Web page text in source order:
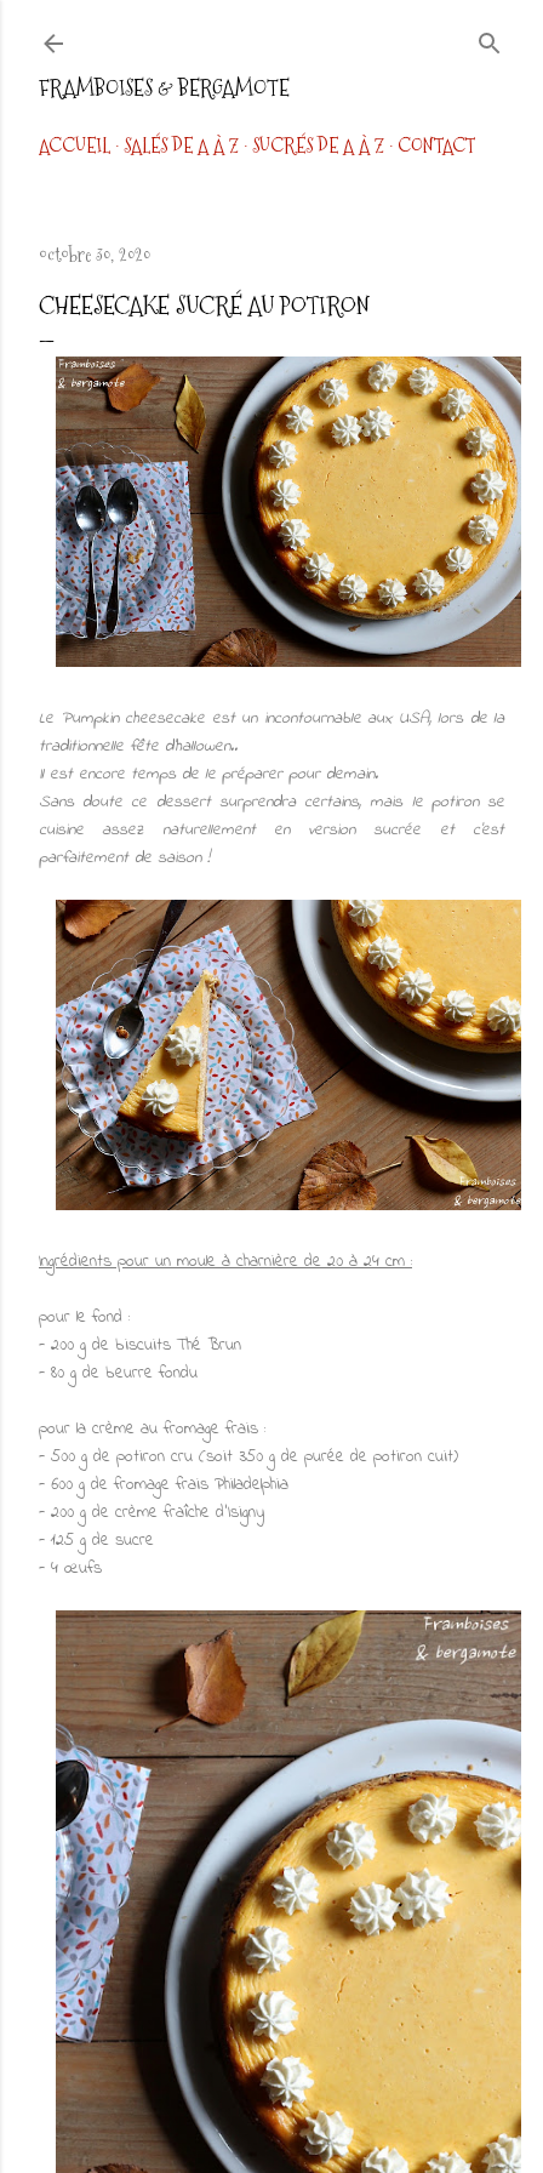
FRAMBOISES & BERGAMOTE
ACCUEIL SALÉS DE A À Z SUCRÉS DE A À Z CONTACT
octobre 30, 2020
CHEESECAKE SUCRÉ AU POTIRON
Le Pumpkin cheesecake est un incontournable aux USA, lors de la
traditionnelle fête d'hallowen..
Il est encore temps de le préparer pour demain.
Sans doute ce dessert surprendra certains, mais le potiron se
cuisine assez naturellement en version sucrée et c'est
parfaitement de saison !
Ingrédients pour un moule à charnière de 20 à 24 cm :
pour le fond :
- 200 g de biscuits Thé Brun
- 80 g de beurre fondu
pour la crème au fromage frais :
- 500 g de potiron cru (soit 350 g de purée de potiron cuit)
- 600 g de fromage frais Philadelphia
- 200 g de crème fraîche d'Isigny
- 125 g de sucre
- 4 œufs